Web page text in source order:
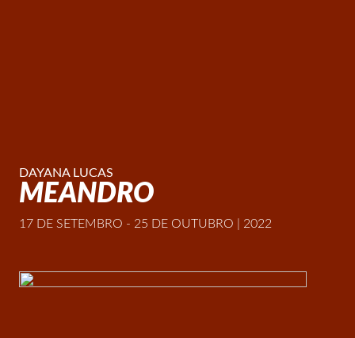
DAYANA LUCAS
MEANDRO
17 DE SETEMBRO - 25 DE OUTUBRO | 2022